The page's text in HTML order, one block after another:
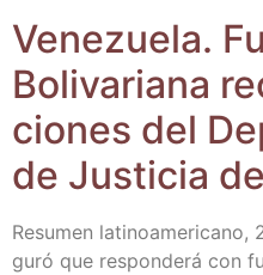
Vene­zue­la.
Boli­va­ria­na
cio­nes del
de Jus­ti­cia
Resu­men
gu­ró que res­pon­de­rá con